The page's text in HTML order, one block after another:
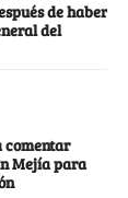
de haber
del
comentar
Mejía para